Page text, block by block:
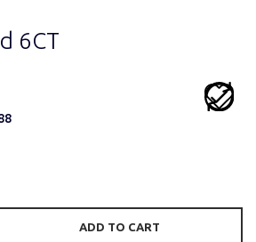
6СТ
ADD TO CART